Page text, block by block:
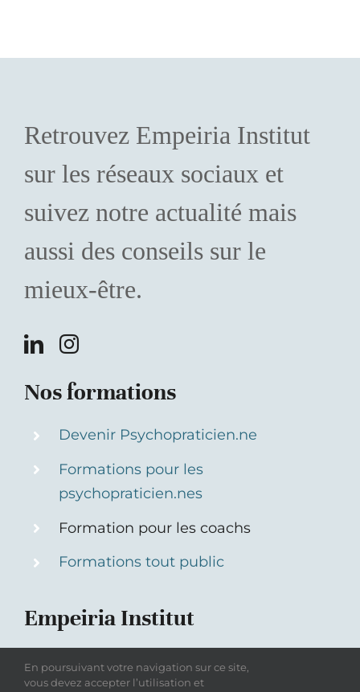
Retrouvez Empeiria Institut
sur les réseaux sociaux et
suivez notre actualité mais
aussi des conseils sur le
mieux-être.
Nos formations
Devenir Psychopraticien.ne
Formations pour les
psychopraticien.nes
Formation pour les coachs
Formations tout public
Empeiria Institut
Qui sommes-nous
En poursuivant votre navigation sur ce site,
vous devez accepter l’utilisation et